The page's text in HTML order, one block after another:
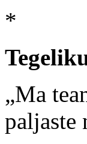
*
„Ma
paljaste